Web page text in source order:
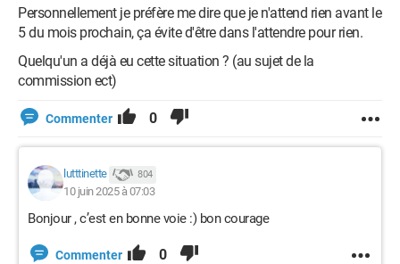
Personnellement je préfère me dire que je n'attend rien avant le
5 du mois prochain, ça évite d'être dans l'attendre pour rien.
Quelqu'un a déjà eu cette situation ? (au sujet de la
commission ect)
Commenter 0
lutttinette 804
10 juin 2025 à 07:03
Bonjour , c’est en bonne voie :) bon courage
Commenter 0